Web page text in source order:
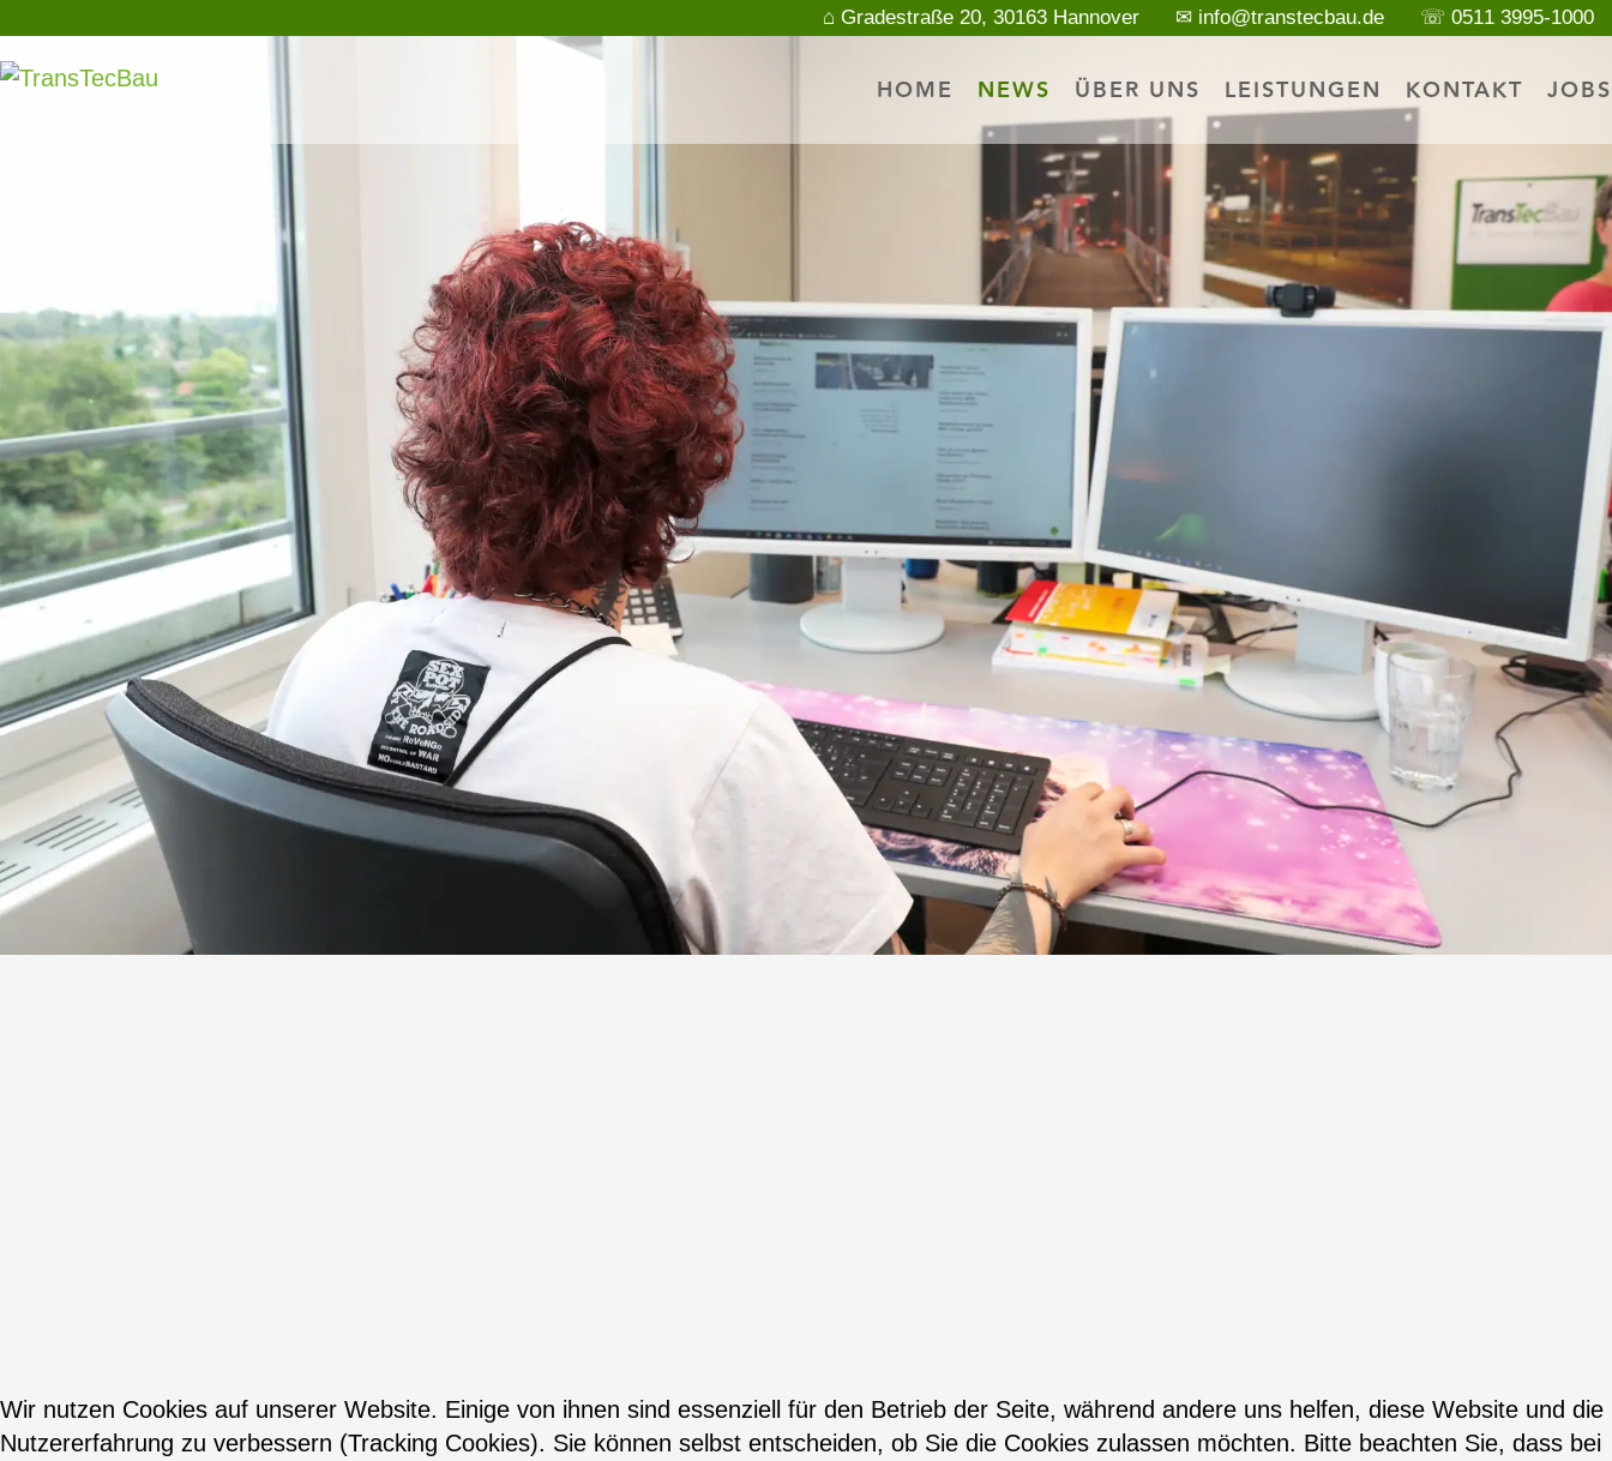
⌂ Gradestraße 20, 30163 Hannover ✉ info@transtecbau.de ☏ 0511 3995-1000
HOME NEWS ÜBER UNS LEISTUNGEN KONTAKT JOBS
Wir nutzen Cookies auf unserer Website. Einige von ihnen sind essenziell für den Betrieb der Seite, während andere uns helfen, diese Website und die
Nutzererfahrung zu verbessern (Tracking Cookies). Sie können selbst entscheiden, ob Sie die Cookies zulassen möchten. Bitte beachten Sie, dass bei